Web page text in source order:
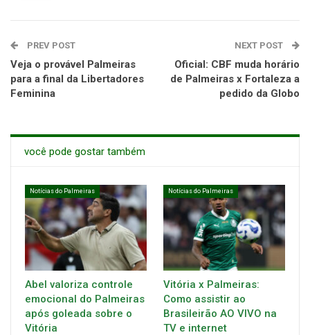
PREV POST
Veja o provável Palmeiras
para a final da Libertadores
Feminina
NEXT POST
Oficial: CBF muda horário
de Palmeiras x Fortaleza a
pedido da Globo
você pode gostar também
Notícias do Palmeiras
Abel valoriza controle
emocional do Palmeiras
após goleada sobre o
Vitória
Notícias do Palmeiras
Vitória x Palmeiras:
Como assistir ao
Brasileirão AO VIVO na
TV e internet